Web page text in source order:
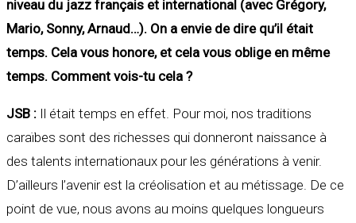
niveau du jazz français et international (avec Grégory,
Mario, Sonny, Arnaud…). On a envie de dire qu’il était
temps. Cela vous honore, et cela vous oblige en même
temps. Comment vois-tu cela ?
JSB : Il était temps en effet. Pour moi, nos traditions
caraïbes sont des richesses qui donneront naissance à
des talents internationaux pour les générations à venir.
D’ailleurs l’avenir est la créolisation et au métissage. De ce
point de vue, nous avons au moins quelques longueurs